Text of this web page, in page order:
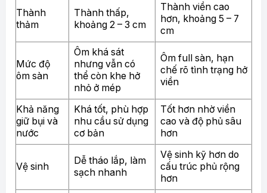
Thành
thảm
Thành thấp,
khoảng 2 – 3 cm
Thành viền cao
hơn, khoảng 5 – 7
cm
Mức độ
ôm sàn
Ôm khá sát
nhưng vẫn có
thể còn khe hở
nhỏ ở mép
Ôm full sàn, hạn
chế rõ tình trạng hở
viền
Khả năng
giữ bụi và
nước
Khá tốt, phù hợp
nhu cầu sử dụng
cơ bản
Tốt hơn nhờ viền
cao và độ phủ sâu
hơn
Vệ sinh
Dễ tháo lắp, làm
sạch nhanh
Vệ sinh kỹ hơn do
cấu trúc phủ rộng
hơn